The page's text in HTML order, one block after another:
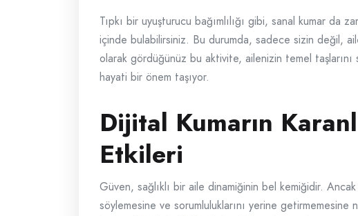
Tıpkı bir uyuşturucu bağımlılığı gibi, sanal kumar da
içinde bulabilirsiniz. Bu durumda, sadece sizin değil,
olarak gördüğünüz bu aktivite, ailenizin temel
hayati bir önem taşıyor.
Dijital Kumarın
Etkileri
Güven, sağlıklı bir aile dinamiğinin bel kemiğidir.
söylemesine ve sorumluluklarını yerine